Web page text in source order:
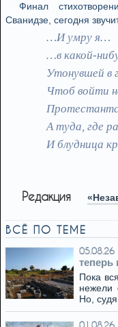
Финал
Сванидзе, сегодня
…И умру я…
…в какой-
Утонувшей в
Чтоб войти
А туда, где
И блудница
Редакция
ВСЁ ПО ТЕМЕ
05.08.26
теперь
Пока
нежели
Но,